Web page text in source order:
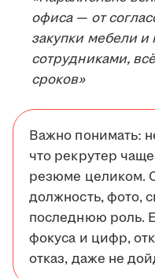
офиса — от
закупки мебели
сотрудниками,
сроков»
Важно понимать:
что рекрутер
резюме целиком.
должность, фото,
последнюю роль.
фокуса и цифр,
отказ, даже не